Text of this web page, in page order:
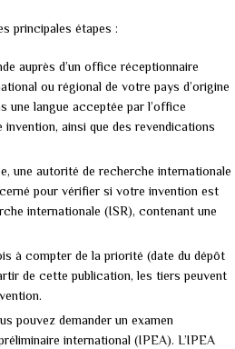
principales étapes :
auprès d’un office réceptionnaire
ou régional de votre pays d’origine
une langue acceptée par l’office
ainsi que des revendications
une autorité de recherche internationale
pour vérifier si votre invention est
internationale (ISR), contenant une
à compter de la priorité (date du dépôt
de cette publication, les tiers peuvent
pouvez demander un examen
international (IPEA). L’IPEA